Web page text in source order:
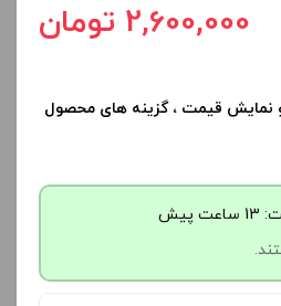
2,600,000 تومان
نمایش قیمت ، گزینه های محصول